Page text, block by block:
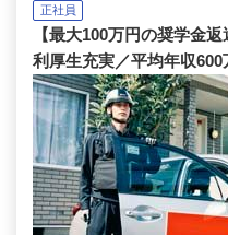
正社員
【最大100万円の奨学金
利厚生充実／平均年収